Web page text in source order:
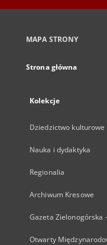
MAPA STRONY
Strona główna
Kolekcje
Dziedzictwo kulturowe
Nauka i dydaktyka
Regionalia
Archiwum Kresowe
Gazeta Zielonogórska
Otwarty